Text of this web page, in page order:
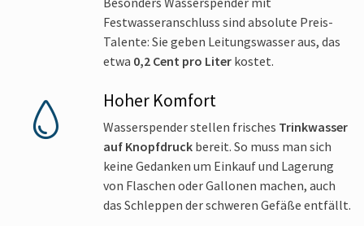
Festwasseranschluss sind absolute Preis-
Talente: Sie geben Leitungswasser aus, das
etwa 0,2 Cent pro Liter kostet.
Hoher Komfort
Wasserspender stellen frisches Trinkwasser
auf Knopfdruck bereit. So muss man sich
keine Gedanken um Einkauf und Lagerung
von Flaschen oder Gallonen machen, auch
das Schleppen der schweren Gefäße entfällt.